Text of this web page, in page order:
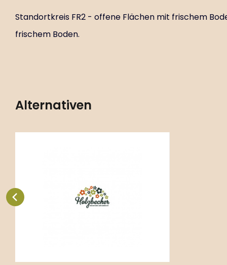
Standortkreis FR2 - offene Flächen mit frischem
frischem Boden.
Alternativen
Favorit
Vergleichen Sie
Flächen mit frischem Boden, B2 -
Beete mit frischem Boden.